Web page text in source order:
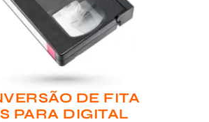
DE FITA
PARA DIGITAL